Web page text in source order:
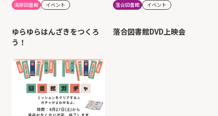
湯原図書館 イベント
ゆらゆらはんざきをつくろ
う！
落合図書館 イベント
落合図書館DVD上映会